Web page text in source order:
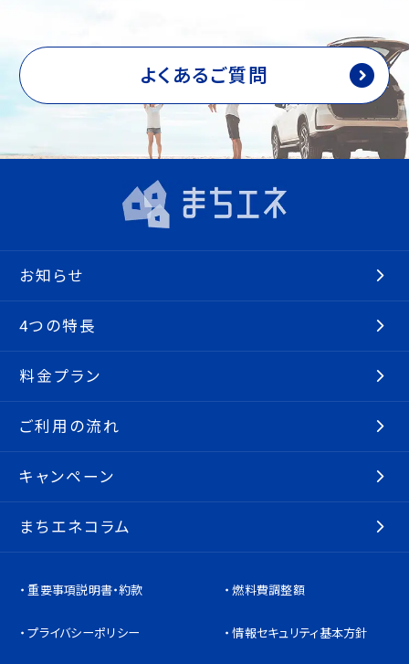
よくあるご質問
お知らせ
4つの特長
料金プラン
ご利用の流れ
キャンペーン
まちエネコラム
重要事項説明書・約款 燃料費調整額
プライバシーポリシー 情報セキュリティ基本方針